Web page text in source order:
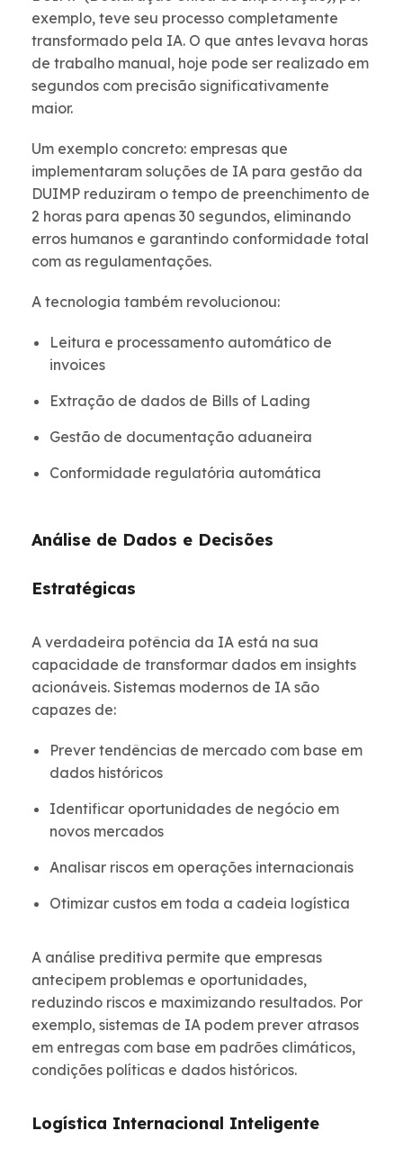
exemplo, teve seu processo completamente
transformado pela IA. O que antes levava horas
de trabalho manual, hoje pode ser realizado em
segundos com precisão significativamente
maior.
Um exemplo concreto: empresas que
implementaram soluções de IA para gestão da
DUIMP reduziram o tempo de preenchimento de
2 horas para apenas 30 segundos, eliminando
erros humanos e garantindo conformidade total
com as regulamentações.
A tecnologia também revolucionou:
Leitura e processamento automático de
invoices
Extração de dados de Bills of Lading
Gestão de documentação aduaneira
Conformidade regulatória automática
Análise de Dados e Decisões
Estratégicas
A verdadeira potência da IA está na sua
capacidade de transformar dados em insights
acionáveis. Sistemas modernos de IA são
capazes de:
Prever tendências de mercado com base em
dados históricos
Identificar oportunidades de negócio em
novos mercados
Analisar riscos em operações internacionais
Otimizar custos em toda a cadeia logística
A análise preditiva permite que empresas
antecipem problemas e oportunidades,
reduzindo riscos e maximizando resultados. Por
exemplo, sistemas de IA podem prever atrasos
em entregas com base em padrões climáticos,
condições políticas e dados históricos.
Logística Internacional Inteligente